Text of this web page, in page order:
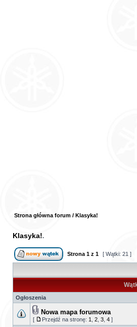
Strona główna forum / Klasyka!
Klasyka!
Strona 1 z 1 [ Wątki: 21 ]
Ogłoszenia
Nowa mapa forumowa
[ Przejdź na stronę: 1 2 3 4 ]